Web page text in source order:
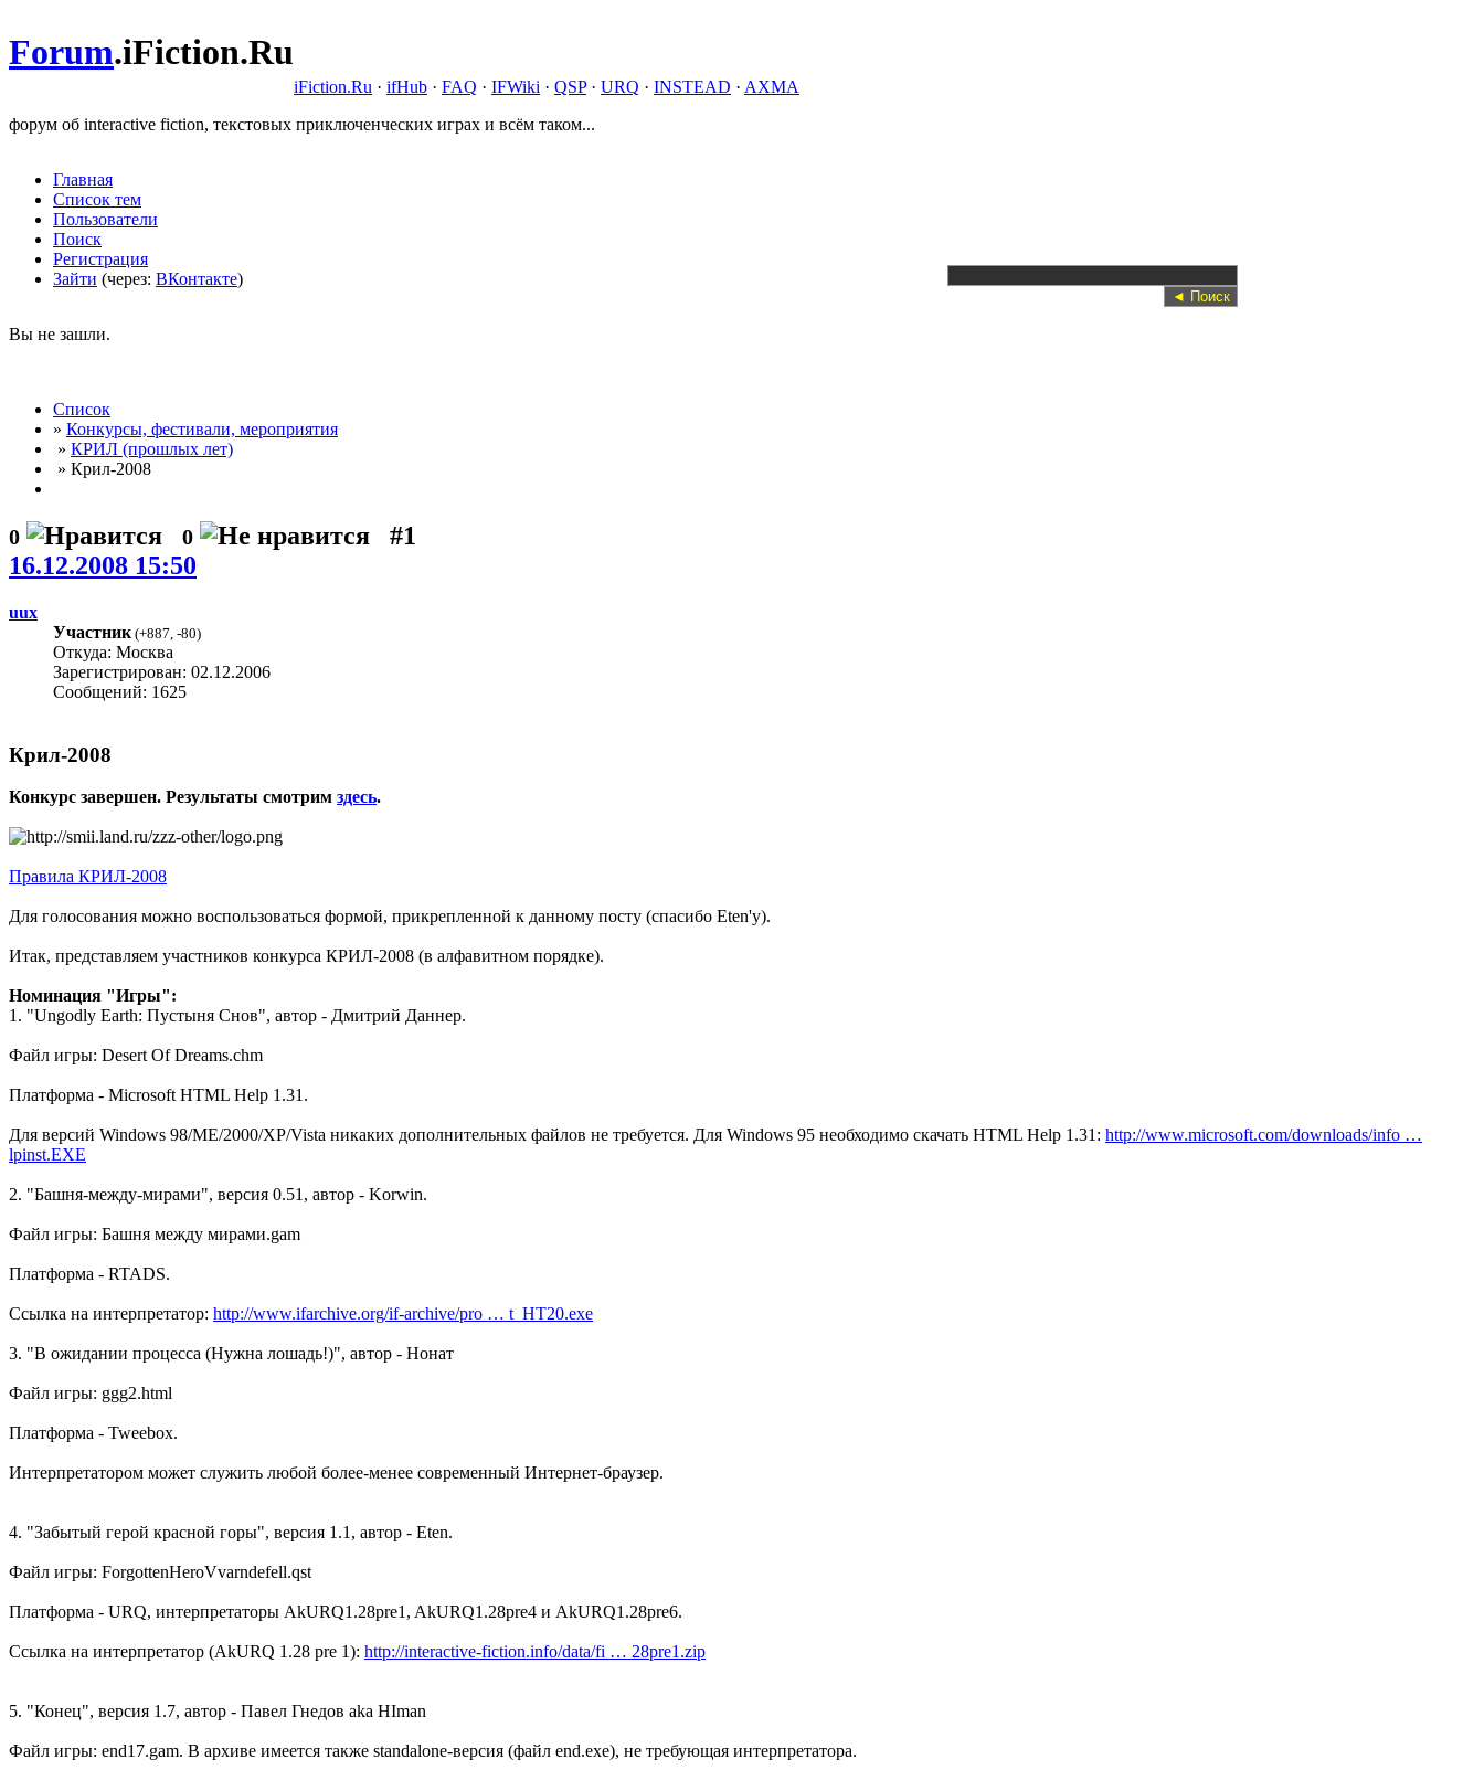
Forum.iFiction.Ru
iFiction.Ru · ifHub · FAQ · IFWiki · QSP· URQ · INSTEAD · AXMA
форум об interactive fiction, текстовых приключенческих играх и всём таком...
Главная
Список тем
Пользователи
Поиск
Регистрация
Зайти (через: ВКонтакте)
Вы не зашли.
Список
» Конкурсы, фестивали, мероприятия
» КРИЛ (прошлых лет)
» Крил-2008
0 0
#1
16.12.2008 15:50
uux
Участник (+887 -80)
Откуда: Москва
Зарегистрирован: 02.12.2006
Сообщений: 1625
Крил-2008
Конкурс завершен. Результаты смотрим здесь.
Правила КРИЛ-2008
Для голосования можно воспользоваться формой, прикрепленной к данному посту (спасибо Eten'у).
Итак, представляем участников конкурса КРИЛ-2008 (в алфавитном порядке).
Номинация "Игры":
1. "Ungodly Earth: Пустыня Снов", автор - Дмитрий Даннер.
Файл игры: Desert Of Dreams.chm
Платформа - Microsoft HTML Help 1.31.
Для версий Windows 98/ME/2000/XP/Vista никаких дополнительных файлов не требуется. Для Windows 95 необходимо скачать HTML Help 1.31: http://www.microsoft.com/downloads/info …
lpinst.EXE
2. "Башня-между-мирами", версия 0.51, автор - Korwin.
Файл игры: Башня между мирами.gam
Платформа - RTADS.
Ссылка на интерпретатор: http://www.ifarchive.org/if-archive/pro … t_HT20.exe
3. "В ожидании процесса (Нужна лошадь!)", автор - Нонат
Файл игры: ggg2.html
Платформа - Tweebox.
Интерпретатором может служить любой более-менее современный Интернет-браузер.
4. "Забытый герой красной горы", версия 1.1, автор - Eten.
Файл игры: ForgottenHeroVvarndefell.qst
Платформа - URQ, интерпретаторы AkURQ1.28pre1, AkURQ1.28pre4 и AkURQ1.28pre6.
Ссылка на интерпретатор (AkURQ 1.28 pre 1): http://interactive-fiction.info/data/fi … 28pre1.zip
5. "Конец", версия 1.7, автор - Павел Гнедов aka HIman
Файл игры: end17.gam. В архиве имеется также standalone-версия (файл end.exe), не требующая интерпретатора.